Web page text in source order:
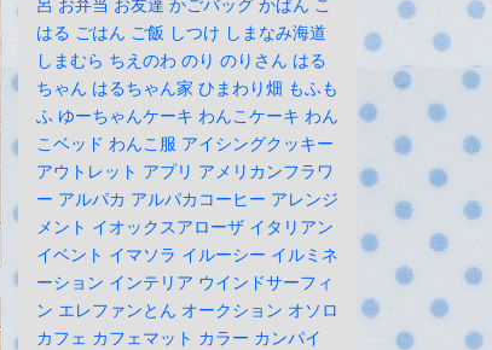
はる ごはん ご飯 しつけ しまなみ海道
しまむら ちえのわ のり のりさん はる
ちゃん はるちゃん家 ひまわり畑 もふも
ふ ゆーちゃんケーキ わんこケーキ わん
こベッド わんこ服 アイシングクッキー
アウトレット アプリ アメリカンフラワ
ー アルパカ アルパカコーヒー アレンジ
メント イオックスアローザ イタリアン
イベント イマソラ イルーシー イルミネ
ーション インテリア ウインドサーフィ
ン エレファンとん オークション オソロ
カフェ カフェマット カラー カンパイ